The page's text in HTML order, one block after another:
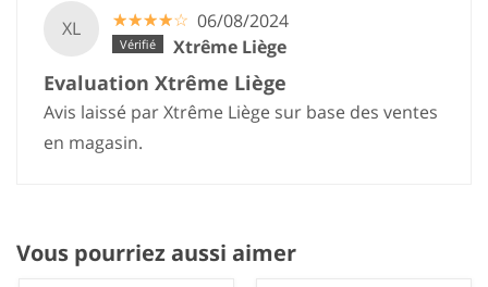
XL ☆☆☆☆☆
★★★★★ 06/08/2024
Xtrême Liège
Evaluation Xtrême Liège
Avis laissé par Xtrême Liège sur base des ventes
en magasin.
Vous pourriez aussi aimer